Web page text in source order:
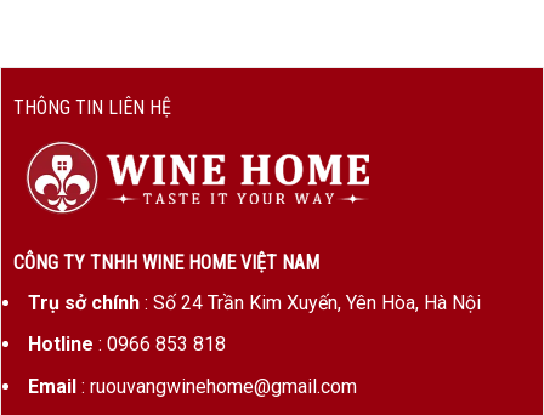
THÔNG TIN LIÊN HỆ
CÔNG TY TNHH WINE HOME VIỆT NAM
Trụ sở chính: Số 24 Trần Kim Xuyến, Yên Hòa, Hà Nội
Hotline : 0966 853 818
Email: ruouvangwinehome@gmail.com